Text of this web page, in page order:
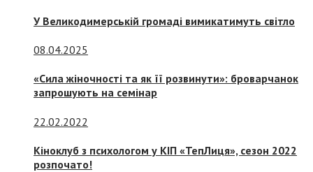
У Великодимерській громаді вимикатимуть світло
08.04.2025
«Сила жіночності та як її розвинути»: броварчанок
запрошують на семінар
22.02.2022
Кіноклуб з психологом у КІП «ТепЛиця», сезон 2022
розпочато!